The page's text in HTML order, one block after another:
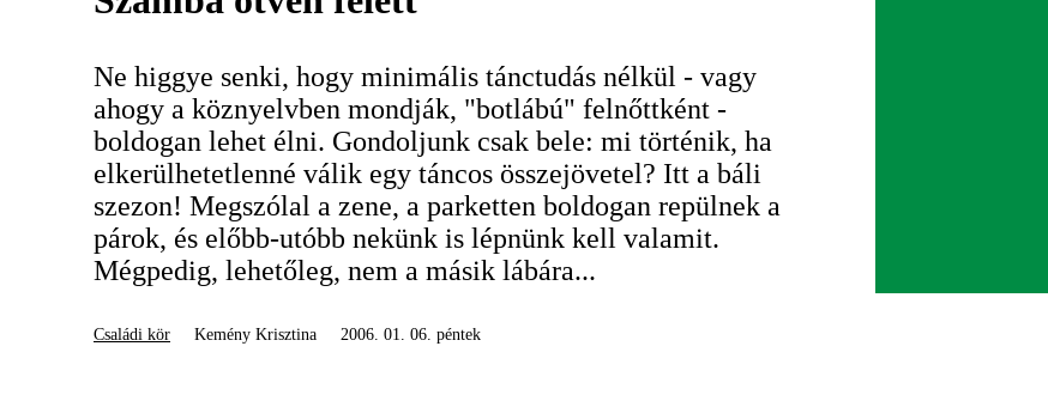
Ne higgye senki, hogy minimális tánctudás nélkül - vagy
ahogy a köznyelvben mondják, "botlábú" felnőttként -
boldogan lehet élni. Gondoljunk csak bele: mi történik, ha
elkerülhetetlenné válik egy táncos összejövetel? Itt a báli
szezon! Megszólal a zene, a parketten boldogan repülnek a
párok, és előbb-utóbb nekünk is lépnünk kell valamit.
Mégpedig, lehetőleg, nem a másik lábára...
Családi kör Kemény Krisztina 2006. 01. 06. péntek